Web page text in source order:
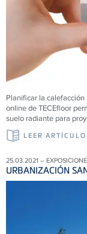
Planificar la
online de TECEfloor
suelo radiante para
LEER ARTÍCULO
25.03.2021 –
URBANIZACIÓN